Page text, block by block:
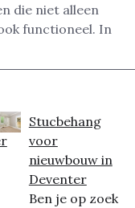
die niet alleen
functioneel. In
Stucbehang
voor
nieuwbouw in
Deventer
Ben je op zoek